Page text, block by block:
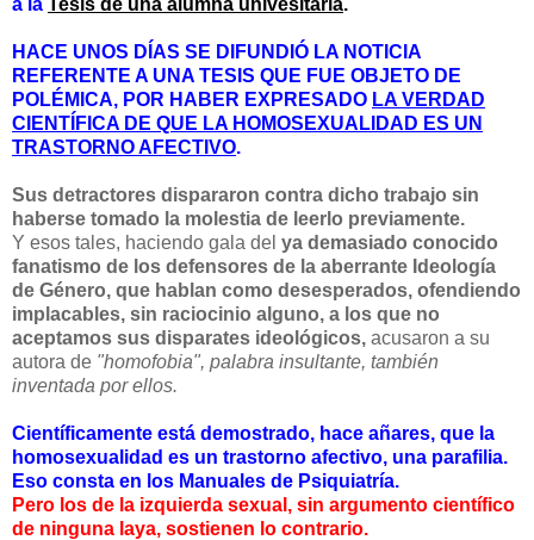
HACE UNOS DÍAS SE DIFUNDIÓ LA NOTICIA
REFERENTE A UNA TESIS QUE FUE OBJETO DE
POLÉMICA, POR HABER EXPRESADO LA VERDAD
CIENTÍFICA DE QUE LA HOMOSEXUALIDAD ES UN
TRASTORNO AFECTIVO.
Sus detractores dispararon contra dicho trabajo sin
haberse tomado la molestia de leerlo previamente.
Y esos tales, haciendo gala del ya demasiado conocido
fanatismo de los defensores de la aberrante Ideología
de Género, que hablan como desesperados, ofendiendo
implacables, sin raciocinio alguno, a los que no
aceptamos sus disparates ideológicos, acusaron a su
autora de "homofobia", palabra insultante, también
inventada por ellos.
Científicamente está demostrado, hace añares, que la
homosexualidad es un trastorno afectivo, una parafilia.
Eso consta en los Manuales de Psiquiatría.
Pero los de la izquierda sexual, sin argumento científico
de ninguna laya, sostienen lo contrario.